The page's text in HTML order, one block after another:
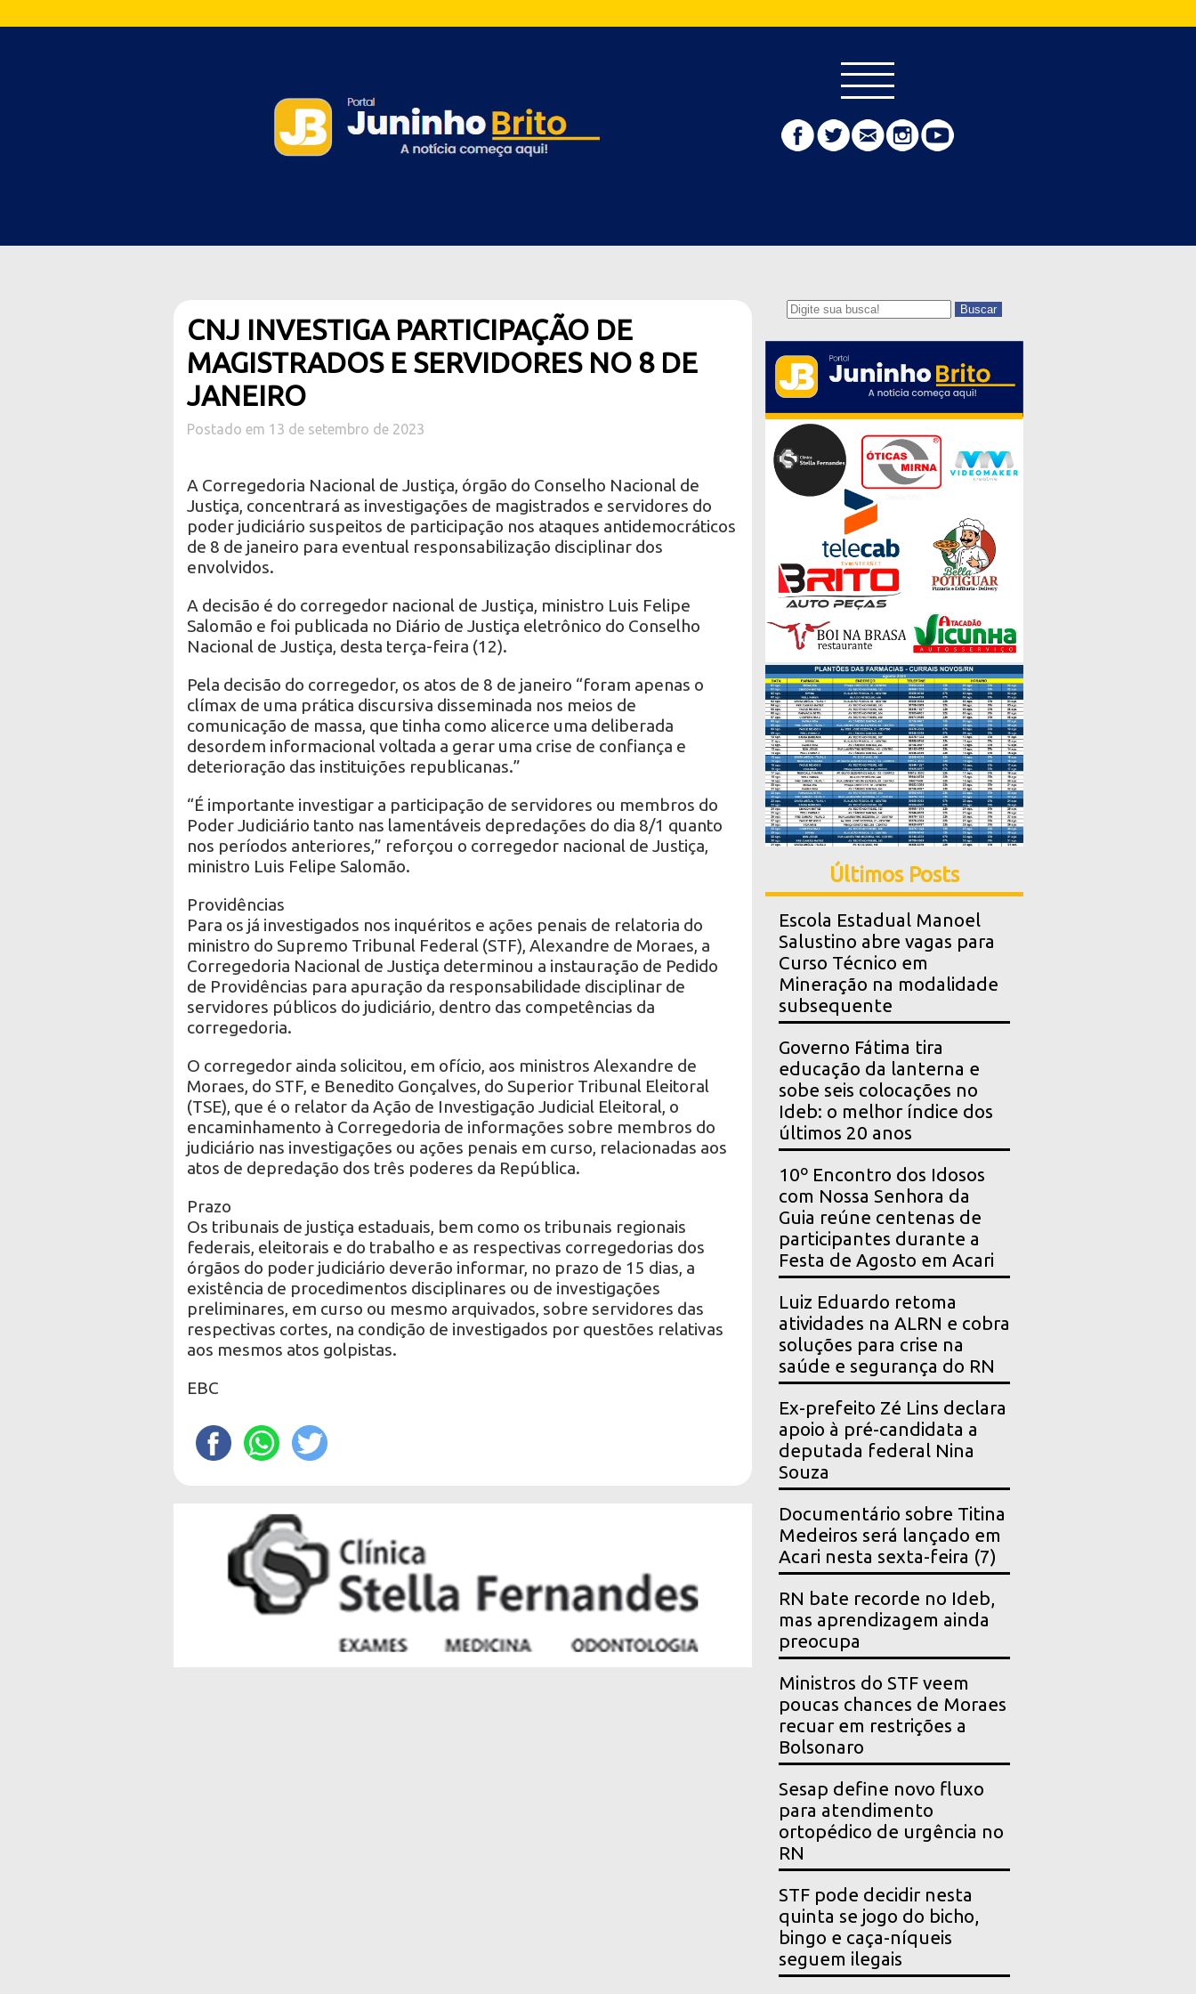
CNJ INVESTIGA PARTICIPAÇÃO DE
MAGISTRADOS E SERVIDORES NO 8 DE
JANEIRO
Postado em 13 de setembro de 2023
A Corregedoria Nacional de Justiça, órgão do Conselho Nacional de
Justiça, concentrará as investigações de magistrados e servidores do
poder judiciário suspeitos de participação nos ataques antidemocráticos
de 8 de janeiro para eventual responsabilização disciplinar dos
envolvidos.
A decisão é do corregedor nacional de Justiça, ministro Luis Felipe
Salomão e foi publicada no Diário de Justiça eletrônico do Conselho
Nacional de Justiça, desta terça-feira (12).
Pela decisão do corregedor, os atos de 8 de janeiro “foram apenas o
clímax de uma prática discursiva disseminada nos meios de
comunicação de massa, que tinha como alicerce uma deliberada
desordem informacional voltada a gerar uma crise de confiança e
deterioração das instituições republicanas.”
“É importante investigar a participação de servidores ou membros do
Poder Judiciário tanto nas lamentáveis depredações do dia 8/1 quanto
nos períodos anteriores,” reforçou o corregedor nacional de Justiça,
ministro Luis Felipe Salomão.
Providências
Para os já investigados nos inquéritos e ações penais de relatoria do
ministro do Supremo Tribunal Federal (STF), Alexandre de Moraes, a
Corregedoria Nacional de Justiça determinou a instauração de Pedido
de Providências para apuração da responsabilidade disciplinar de
servidores públicos do judiciário, dentro das competências da
corregedoria.
O corregedor ainda solicitou, em ofício, aos ministros Alexandre de
Moraes, do STF, e Benedito Gonçalves, do Superior Tribunal Eleitoral
(TSE), que é o relator da Ação de Investigação Judicial Eleitoral, o
encaminhamento à Corregedoria de informações sobre membros do
judiciário nas investigações ou ações penais em curso, relacionadas aos
atos de depredação dos três poderes da República.
Prazo
Os tribunais de justiça estaduais, bem como os tribunais regionais
federais, eleitorais e do trabalho e as respectivas corregedorias dos
órgãos do poder judiciário deverão informar, no prazo de 15 dias, a
existência de procedimentos disciplinares ou de investigações
preliminares, em curso ou mesmo arquivados, sobre servidores das
respectivas cortes, na condição de investigados por questões relativas
aos mesmos atos golpistas.
EBC
Buscar
Últimos Posts
Escola Estadual Manoel
Salustino abre vagas para
Curso Técnico em
Mineração na modalidade
subsequente
Governo Fátima tira
educação da lanterna e
sobe seis colocações no
Ideb: o melhor índice dos
últimos 20 anos
10º Encontro dos Idosos
com Nossa Senhora da
Guia reúne centenas de
participantes durante a
Festa de Agosto em Acari
Luiz Eduardo retoma
atividades na ALRN e cobra
soluções para crise na
saúde e segurança do RN
Ex-prefeito Zé Lins declara
apoio à pré-candidata a
deputada federal Nina
Souza
Documentário sobre Titina
Medeiros será lançado em
Acari nesta sexta-feira (7)
RN bate recorde no Ideb,
mas aprendizagem ainda
preocupa
Ministros do STF veem
poucas chances de Moraes
recuar em restrições a
Bolsonaro
Sesap define novo fluxo
para atendimento
ortopédico de urgência no
RN
STF pode decidir nesta
quinta se jogo do bicho,
bingo e caça-níqueis
seguem ilegais